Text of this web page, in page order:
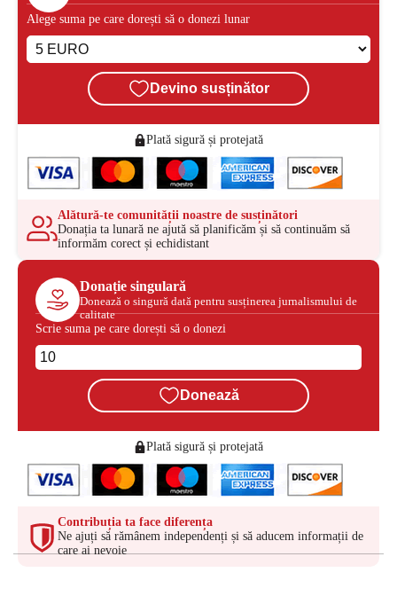
Alege suma pe care dorești să o donezi lunar
Devino susținător
Plată sigură și protejată
Alătură-te comunității noastre de susținători
Donația ta lunară ne ajută să planificăm și să continuăm să
informăm corect și echidistant
Donație singulară
Donează o singură dată pentru susținerea jurnalismului de
calitate
Scrie suma pe care dorești să o donezi
Donează
Plată sigură și protejată
Contribuția ta face diferența
Ne ajuți să rămânem independenți și să aducem informații de
care ai nevoie